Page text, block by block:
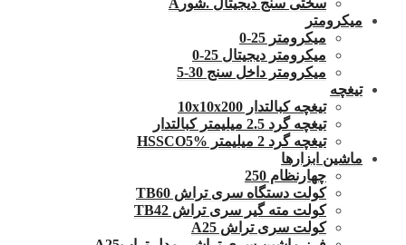
سختی سنج دیجیتال .شورA
میکرومتر
میکرومتر 25-0
میکرومتر دیجیتال 25-0
میکرومتر داخل سنج 30-5
تیغچه
تیغچه کبالتدار 10x10x200
تیغچه گرد 2.5 میلیمتر کبالتدار
تیغچه گرد 2 میلیمتر HSSCO5%
ماشین ابزارها
چهارنظام 250
کولت دستگاه سری تراش TB60
کولت مته گیر سری تراش TB42
کولت سری تراش A25